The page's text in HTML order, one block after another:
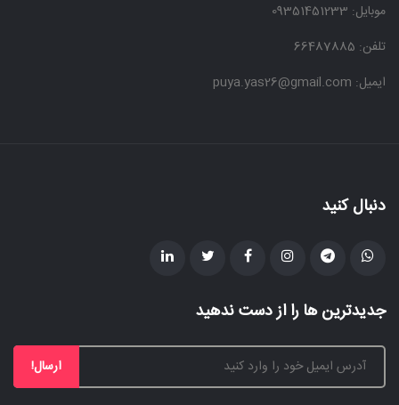
موبایل:
تلفن: 66487885
ایمیل: puya.yas26@gmail.com
دنبال کنید
جدیدترین ها را از دست ندهید
ارسال!